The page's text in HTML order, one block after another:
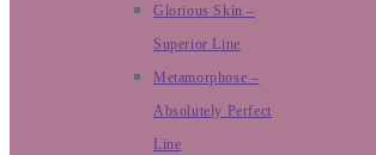
Glorious Skin –
Superior Line
Metamorphose –
Absolutely Perfect
Line